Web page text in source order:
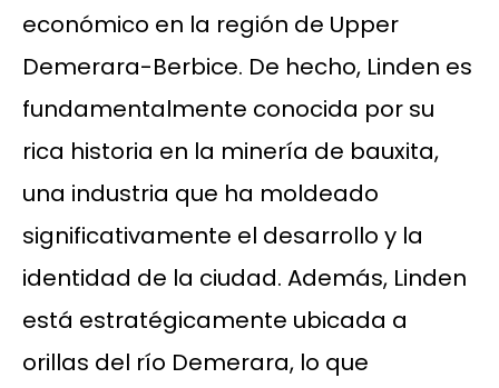
económico en la región de Upper
Demerara-Berbice. De hecho, Linden es
fundamentalmente conocida por su
rica historia en la minería de bauxita,
una industria que ha moldeado
significativamente el desarrollo y la
identidad de la ciudad. Además, Linden
está estratégicamente ubicada a
orillas del río Demerara, lo que